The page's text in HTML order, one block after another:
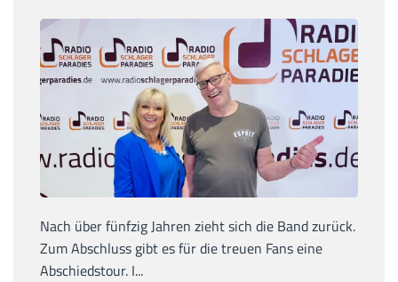
Nach über fünfzig Jahren zieht sich die Band zurück.
Zum Abschluss gibt es für die treuen Fans eine
Abschiedstour. I...